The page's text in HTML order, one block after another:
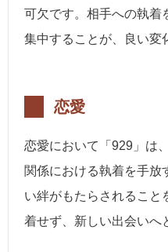
可欠です。相手への執着
集中することが、良い変
恋愛
恋愛において「929」は
関係における執着を手放
い絆がもたらされること
着せず、新しい出会いへ